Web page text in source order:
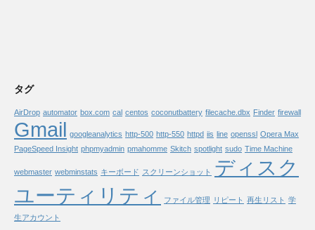
タグ
AirDrop automator box.com cal centos coconutbattery filecache.dbx Finder firewall
Gmail googleanalytics http-500 http-550 httpd iis line openssl Opera Max
PageSpeed Insight phpmyadmin pmahomme Skitch spotlight sudo Time Machine
webmaster webminstats キーボード スクリーンショット
ディスク
ユーティリティ
ファイル管理 リピート 再生リスト 学
生アカウント